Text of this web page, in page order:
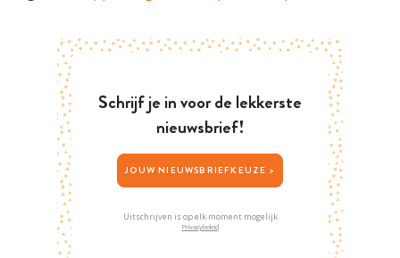
Schrijf je in voor de lekkerste
nieuwsbrief!
JOUW NIEUWSBRIEFKEUZE >
Uitschrijven is op elk moment mogelijk
Privacybeleid